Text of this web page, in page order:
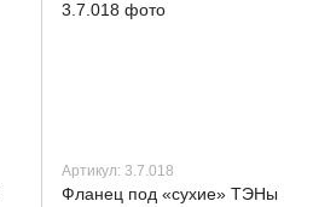
Артикул: 3.7.018
Фланец под «сухие» ТЭНы